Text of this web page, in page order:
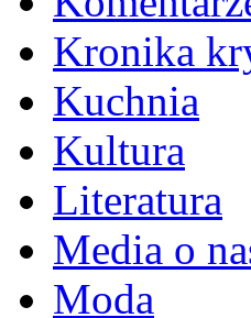
Kronika
Kuchnia
Kultura
Literatura
Media o
Moda